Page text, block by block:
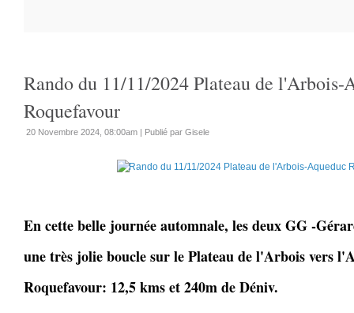
Rando du 11/11/2024 Plateau de l'Arbois-
Roquefavour
20 Novembre 2024, 08:00am | Publié par Gisele
En cette belle journée automnale, les deux GG -
une très jolie boucle sur le Plateau de l'Arbois vers
Roquefavour: 12,5 kms et 240m de Déniv.